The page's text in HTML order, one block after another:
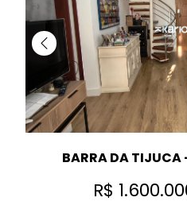
BARRA DA TIJUCA
R$